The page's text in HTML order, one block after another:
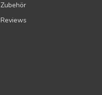
Zubehör
Reviews